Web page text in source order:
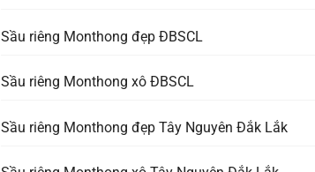
Sầu riêng Monthong đẹp ĐBSCL
Sầu riêng Monthong xô ĐBSCL
Sầu riêng Monthong đẹp Tây Nguyên Đắk Lắk